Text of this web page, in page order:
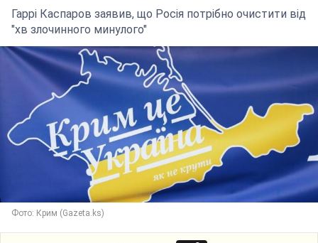
Гаррі Каспаров заявив, що Росія потрібно очистити від
"хв злочинного минулого"
Фото: Крим (Gazeta.ks)